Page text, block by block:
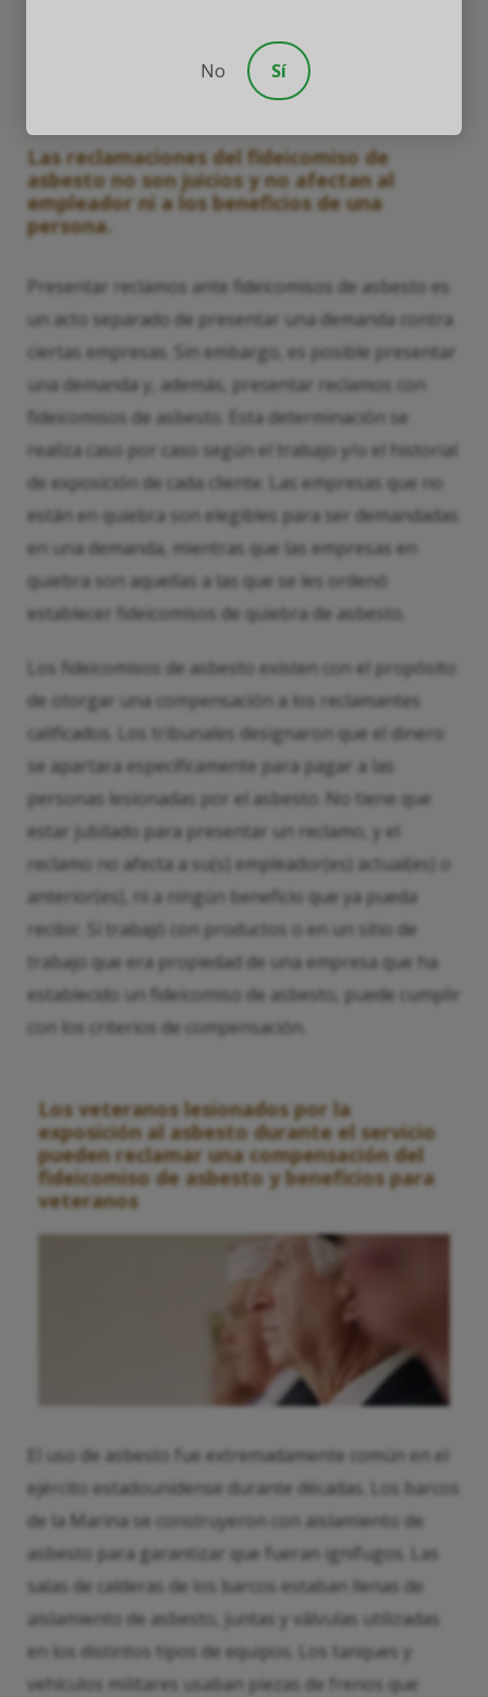
Las reclamaciones del fideicomiso de
asbesto no son juicios y no afectan al
empleador ni a los beneficios de una
persona.
Presentar reclamos ante fideicomisos de asbesto es
un acto separado de presentar una demanda contra
ciertas empresas. Sin embargo, es posible presentar
una demanda y, además, presentar reclamos con
fideicomisos de asbesto. Esta determinación se
realiza caso por caso según el trabajo y/o el historial
de exposición de cada cliente. Las empresas que no
están en quiebra son elegibles para ser demandadas
en una demanda, mientras que las empresas en
quiebra son aquellas a las que se les ordenó
establecer fideicomisos de quiebra de asbesto.
Los fideicomisos de asbesto existen con el propósito
de otorgar una compensación a los reclamantes
calificados. Los tribunales designaron que el dinero
se apartara específicamente para pagar a las
personas lesionadas por el asbesto. No tiene que
estar jubilado para presentar un reclamo, y el
reclamo no afecta a su(s) empleador(es) actual(es) o
anterior(es), ni a ningún beneficio que ya pueda
recibir. Si trabajó con productos o en un sitio de
trabajo que era propiedad de una empresa que ha
establecido un fideicomiso de asbesto, puede cumplir
con los criterios de compensación.
Los veteranos lesionados por la
exposición al asbesto durante el servicio
pueden reclamar una compensación del
fideicomiso de asbesto y beneficios para
veteranos
El uso de asbesto fue extremadamente común en el
ejército estadounidense durante décadas. Los barcos
de la Marina se construyeron con aislamiento de
asbesto para garantizar que fueran ignífugos. Las
salas de calderas de los barcos estaban llenas de
aislamiento de asbesto, juntas y válvulas utilizadas
en los distintos tipos de equipos. Los tanques y
vehículos militares usaban piezas de frenos que
No Sí